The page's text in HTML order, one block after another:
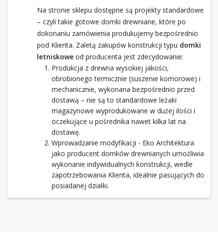
Na stronie sklepu dostępne są projekty standardowe
– czyli takie gotowe domki drewniane, które po
dokonaniu zamówienia produkujemy bezpośrednio
pod Klienta. Zaletą zakupów konstrukcji typu domki
letniskoweod producenta jest zdecydowanie:
Produkcja z drewna wysokiej jakości,
obrobionego termicznie (suszenie komorowe) i
mechanicznie, wykonana bezpośrednio przed
dostawą – nie są to standardowe leżaki
magazynowe wyprodukowane w dużej ilości i
oczekujące u pośrednika nawet kilka lat na
dostawę.
Wprowadzanie modyfikacji - Eko Architektura
jako producent domków drewnianych umożliwia
wykonanie indywidualnych konstrukcji, wedle
zapotrzebowania Klienta, idealnie pasujących do
posiadanej działki.